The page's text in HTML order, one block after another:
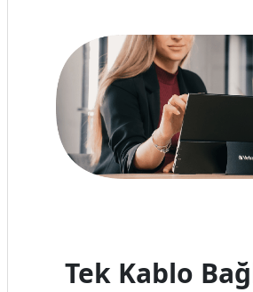
Tek Kablo